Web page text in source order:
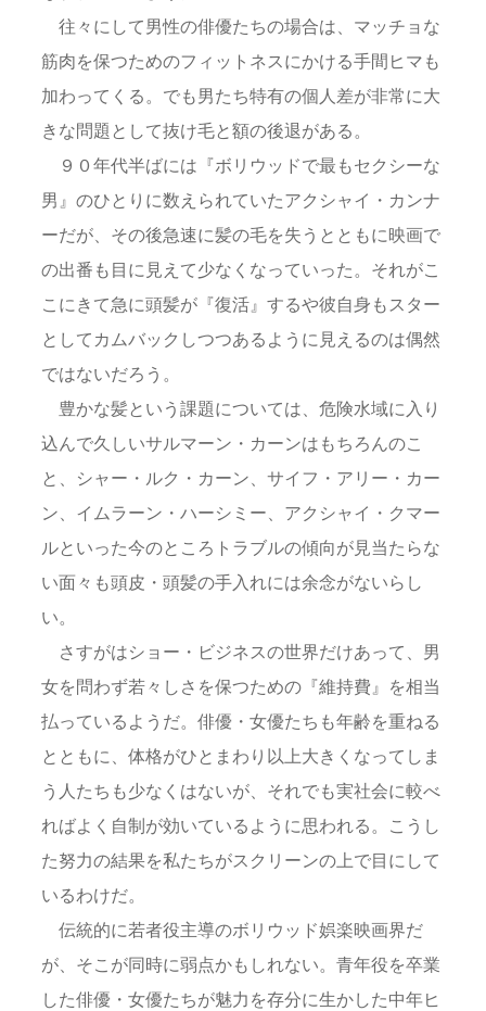
往々にして男性の俳優たちの場合は、マッチョな
筋肉を保つためのフィットネスにかける手間ヒマも
加わってくる。でも男たち特有の個人差が非常に大
きな問題として抜け毛と額の後退がある。
９０年代半ばには『ボリウッドで最もセクシーな
男』のひとりに数えられていたアクシャイ・カンナ
ーだが、その後急速に髪の毛を失うとともに映画で
の出番も目に見えて少なくなっていった。それがこ
こにきて急に頭髪が『復活』するや彼自身もスター
としてカムバックしつつあるように見えるのは偶然
ではないだろう。
豊かな髪という課題については、危険水域に入り
込んで久しいサルマーン・カーンはもちろんのこ
と、シャー・ルク・カーン、サイフ・アリー・カー
ン、イムラーン・ハーシミー、アクシャイ・クマー
ルといった今のところトラブルの傾向が見当たらな
い面々も頭皮・頭髪の手入れには余念がないらし
い。
さすがはショー・ビジネスの世界だけあって、男
女を問わず若々しさを保つための『維持費』を相当
払っているようだ。俳優・女優たちも年齢を重ねる
とともに、体格がひとまわり以上大きくなってしま
う人たちも少なくはないが、それでも実社会に較べ
ればよく自制が効いているように思われる。こうし
た努力の結果を私たちがスクリーンの上で目にして
いるわけだ。
伝統的に若者役主導のボリウッド娯楽映画界だ
が、そこが同時に弱点かもしれない。青年役を卒業
した俳優・女優たちが魅力を存分に生かした中年ヒ